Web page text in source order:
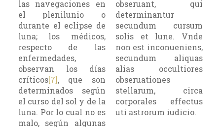
las navegaciones en
el plenilunio o
durante el eclipse de
luna; los médicos,
respecto de las
enfermedades,
observan los días
críticos[7], que son
determinados según
el curso del sol y de la
luna. Por lo cual no es
malo, según algunas
obseruant, qui
determinantur
secundum cursum
solis et lune. Vnde
non est inconueniens,
secundum aliquas
alias occultiores
obseruationes
stellarum, circa
corporales effectus
uti astrorum iudicio.